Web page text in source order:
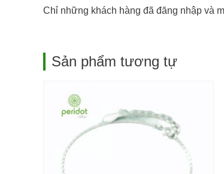
Chỉ những khách hàng đã đăng nhập và
Sản phẩm tương tự